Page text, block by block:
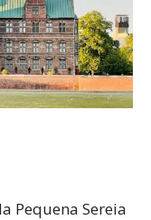
Pequena Sereia